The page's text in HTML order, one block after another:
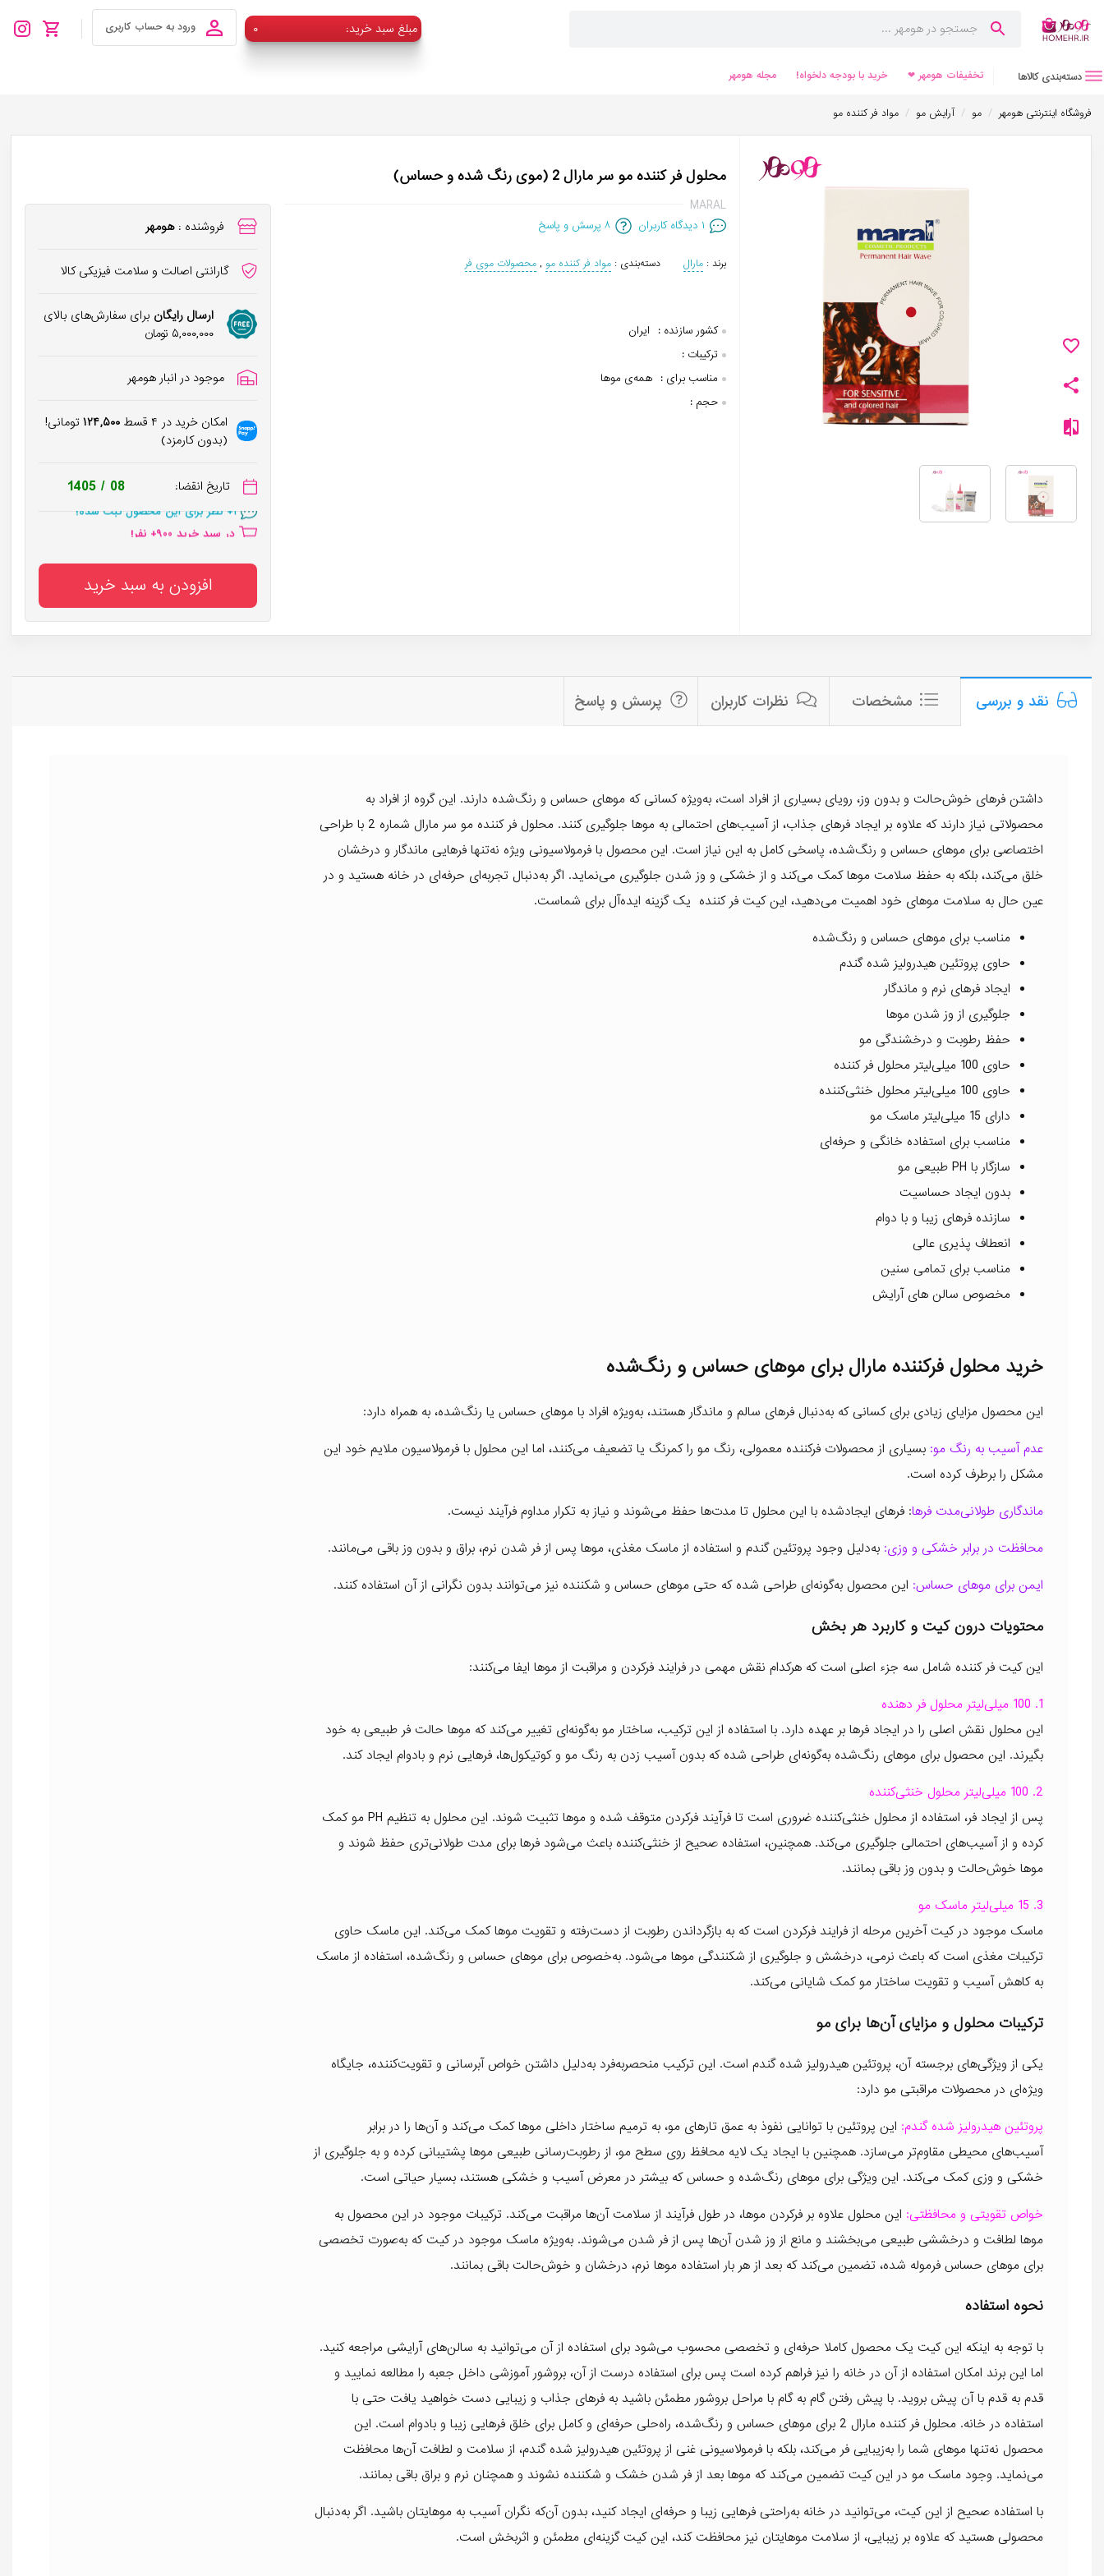
۰ :مبلغ سبد خرید ورود به حساب کاربری
دسته‌بندی کالاها تخفیفات هومهر ❤ خرید با بودجه دلخواه! مجله هومهر
فروشگاه اینترنتی هومهر / مو / آرایش مو / مواد فر کننده مو
محلول فر کننده مو سر مارال 2 (موی رنگ شده و حساس)
MARAL
۱ دیدگاه کاربران ۸ پرسش و پاسخ
برند : مارال دسته‌بندی : مواد فر کننده مو , محصولات موی فر
کشور سازنده :
ایران
ترکیبات :
مناسب برای : همه‌ی موها
حجم :
فروشنده : هومهر
گارانتی اصالت و سلامت فیزیکی کالا
ارسال رایگان برای سفارش‌های بالای
۵,۰۰۰,۰۰۰ تومان
موجود در انبار هومهر
امکان خرید در ۴ قسط ۱۲۴,۵۰۰تومانی!
(بدون کارمزد)
تاریخ انقضا: 1405 / 08
+ نظر برای این محصول ثبت شده!
در سبد خرید۹۰۰ + نفر!
افزودن به سبد خرید
نقد و بررسی مشخصات نظرات کاربران پرسش و پاسخ
داشتن فرهای خوش‌حالت و بدون وز، رویای بسیاری از افراد است، به‌ویژه کسانی که موهای حساس و رنگ‌شده دارند. این گروه از افراد به
محصولاتی نیاز دارند که علاوه بر ایجاد فرهای جذاب، از آسیب‌های احتمالی به موها جلوگیری کنند. محلول فر کننده مو سر مارال شماره 2 با طراحی
اختصاصی برای موهای حساس و رنگ‌شده، پاسخی کامل به این نیاز است. این محصول با فرمولاسیونی ویژه نه‌تنها فرهایی ماندگار و درخشان
خلق می‌کند، بلکه به حفظ سلامت موها کمک می‌کند و از خشکی و وز شدن جلوگیری می‌نماید. اگر به‌دنبال تجربه‌ای حرفه‌ای در خانه هستید و در
عین حال به سلامت موهای خود اهمیت می‌دهید، این کیت فر کننده یک گزینه ایده‌آل برای شماست.
مناسب برای موهای حساس و رنگ‌شده
حاوی پروتئین هیدرولیز شده گندم
ایجاد فرهای نرم و ماندگار
جلوگیری از وز شدن موها
حفظ رطوبت و درخشندگی مو
حاوی 100 میلی‌لیتر محلول فر کننده
حاوی 100 میلی‌لیتر محلول خنثی‌کننده
دارای 15 میلی‌لیتر ماسک مو
مناسب برای استفاده خانگی و حرفه‌ای
سازگار با PH طبیعی مو
بدون ایجاد حساسیت
سازنده فرهای زیبا و با دوام
انعطاف پذیری عالی
مناسب برای تمامی سنین
مخصوص سالن های آرایش
خرید محلول فرکننده مارال برای موهای حساس و رنگ‌شده
این محصول مزایای زیادی برای کسانی که به‌دنبال فرهای سالم و ماندگار هستند، به‌ویژه افراد با موهای حساس یا رنگ‌شده، به همراه دارد:
عدم آسیب به رنگ مو: بسیاری از محصولات فرکننده معمولی، رنگ مو را کمرنگ یا تضعیف می‌کنند، اما این محلول با فرمولاسیون ملایم خود این
مشکل را برطرف کرده است.
ماندگاری طولانی‌مدت فرها: فرهای ایجادشده با این محلول تا مدت‌ها حفظ می‌شوند و نیاز به تکرار مداوم فرآیند نیست.
محافظت در برابر خشکی و وزی: به‌دلیل وجود پروتئین گندم و استفاده از ماسک مغذی، موها پس از فر شدن نرم، براق و بدون وز باقی می‌مانند.
ایمن برای موهای حساس: این محصول به‌گونه‌ای طراحی شده که حتی موهای حساس و شکننده نیز می‌توانند بدون نگرانی از آن استفاده کنند.
محتویات درون کیت و کاربرد هر بخش
این کیت فر کننده شامل سه جزء اصلی است که هرکدام نقش مهمی در فرایند فرکردن و مراقبت از موها ایفا می‌کنند:
1. 100 میلی‌لیتر محلول فر دهنده
این محلول نقش اصلی را در ایجاد فرها بر عهده دارد. با استفاده از این ترکیب، ساختار مو به‌گونه‌ای تغییر می‌کند که موها حالت فر طبیعی به خود
بگیرند. این محصول برای موهای رنگ‌شده به‌گونه‌ای طراحی شده که بدون آسیب زدن به رنگ مو و کوتیکول‌ها، فرهایی نرم و بادوام ایجاد کند.
2. 100 میلی‌لیتر محلول خنثی‌کننده
پس از ایجاد فر، استفاده از محلول خنثی‌کننده ضروری است تا فرآیند فرکردن متوقف شده و موها تثبیت شوند. این محلول به تنظیم PH مو کمک
کرده و از آسیب‌های احتمالی جلوگیری می‌کند. همچنین، استفاده صحیح از خنثی‌کننده باعث می‌شود فرها برای مدت طولانی‌تری حفظ شوند و
موها خوش‌حالت و بدون وز باقی بمانند.
3. 15 میلی‌لیتر ماسک مو
ماسک موجود در کیت آخرین مرحله از فرایند فرکردن است که به بازگرداندن رطوبت از دست‌رفته و تقویت موها کمک می‌کند. این ماسک حاوی
ترکیبات مغذی است که باعث نرمی، درخشش و جلوگیری از شکنندگی موها می‌شود. به‌خصوص برای موهای حساس و رنگ‌شده، استفاده از ماسک
به کاهش آسیب و تقویت ساختار مو کمک شایانی می‌کند.
ترکیبات محلول و مزایای آن‌ها برای مو
یکی از ویژگی‌های برجسته آن، پروتئین هیدرولیز شده گندم است. این ترکیب منحصربه‌فرد به‌دلیل داشتن خواص آبرسانی و تقویت‌کننده، جایگاه
ویژه‌ای در محصولات مراقبتی مو دارد:
پروتئین هیدرولیز شده گندم: این پروتئین با توانایی نفوذ به عمق تارهای مو، به ترمیم ساختار داخلی موها کمک می‌کند و آن‌ها را در برابر
آسیب‌های محیطی مقاوم‌تر می‌سازد. همچنین با ایجاد یک لایه محافظ روی سطح مو، از رطوبت‌رسانی طبیعی موها پشتیبانی کرده و به جلوگیری از
خشکی و وزی کمک می‌کند. این ویژگی برای موهای رنگ‌شده و حساس که بیشتر در معرض آسیب و خشکی هستند، بسیار حیاتی است.
خواص تقویتی و محافظتی: این محلول علاوه بر فرکردن موها، در طول فرآیند از سلامت آن‌ها مراقبت می‌کند. ترکیبات موجود در این محصول به
موها لطافت و درخششی طبیعی می‌بخشند و مانع از وز شدن آن‌ها پس از فر شدن می‌شوند. به‌ویژه ماسک موجود در کیت که به‌صورت تخصصی
برای موهای حساس فرموله شده، تضمین می‌کند که بعد از هر بار استفاده موها نرم، درخشان و خوش‌حالت باقی بمانند.
نحوه استفاده
با توجه به اینکه این کیت یک محصول کاملا حرفه‌ای و تخصصی محسوب می‌شود برای استفاده از آن می‌توانید به سالن‌های آرایشی مراجعه کنید.
اما این برند امکان استفاده از آن در خانه را نیز فراهم کرده است پس برای استفاده درست از آن، بروشور آموزشی داخل جعبه را مطالعه نمایید و
قدم به قدم با آن پیش بروید. با پیش رفتن گام به گام با مراحل بروشور مطمئن باشید به فرهای جذاب و زیبایی دست خواهید یافت حتی با
استفاده در خانه. محلول فر کننده مارال 2 برای موهای حساس و رنگ‌شده، راه‌حلی حرفه‌ای و کامل برای خلق فرهایی زیبا و بادوام است. این
محصول نه‌تنها موهای شما را به‌زیبایی فر می‌کند، بلکه با فرمولاسیونی غنی از پروتئین هیدرولیز شده گندم، از سلامت و لطافت آن‌ها محافظت
می‌نماید. وجود ماسک مو در این کیت تضمین می‌کند که موها بعد از فر شدن خشک و شکننده نشوند و همچنان نرم و براق باقی بمانند.
با استفاده صحیح از این کیت، می‌توانید در خانه به‌راحتی فرهایی زیبا و حرفه‌ای ایجاد کنید، بدون آن‌که نگران آسیب به موهایتان باشید. اگر به‌دنبال
محصولی هستید که علاوه بر زیبایی، از سلامت موهایتان نیز محافظت کند، این کیت گزینه‌ای مطمئن و اثربخش است.